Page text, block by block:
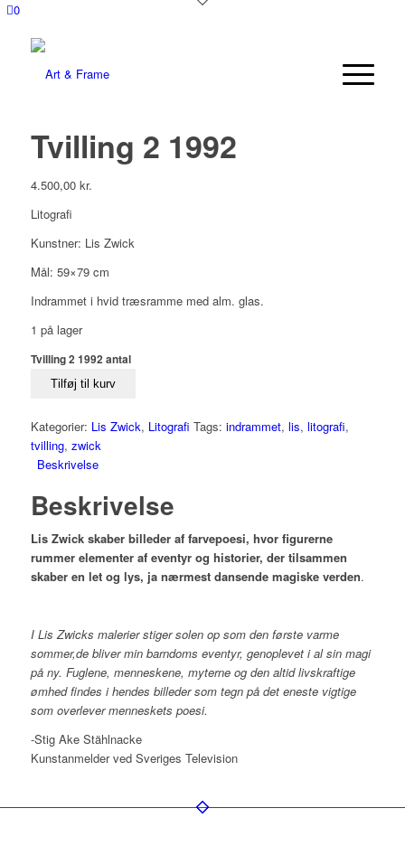
0
Tvilling 2 1992
4.500,00 kr.
Litografi
Kunstner: Lis Zwick
Mål: 59×79 cm
Indrammet i hvid træsramme med alm. glas.
1 på lager
Tvilling 2 1992 antal
Tilføj til kurv
Kategorier: Lis Zwick, Litografi Tags: indrammet, lis, litografi,
tvilling, zwick
Beskrivelse
Beskrivelse
Lis Zwick skaber billeder af farvepoesi, hvor figurerne
rummer elementer af eventyr og historier, der tilsammen
skaber en let og lys, ja nærmest dansende magiske verden.
I Lis Zwicks malerier stiger solen op som den første varme
sommer,de bliver min barndoms eventyr, genoplevet i al sin magi
på ny. Fuglene, menneskene, myterne og den altid livskraftige
ømhed findes i hendes billeder som tegn på det eneste vigtige
som overlever menneskets poesi.
-Stig Ake Stählnacke
Kunstanmelder ved Sveriges Television